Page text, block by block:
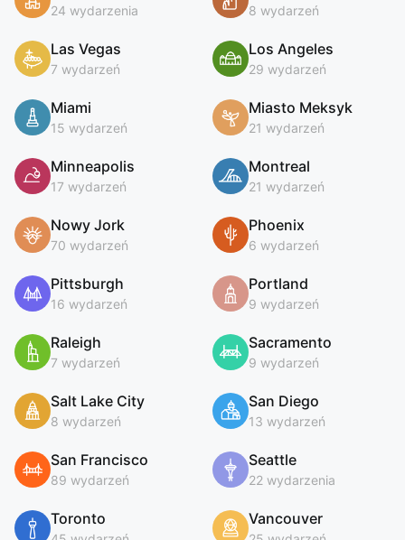
24 wydarzenia 8 wydarzeń
Las Vegas
7 wydarzeń
Los Angeles
29 wydarzeń
Miami
15 wydarzeń
Miasto Meksyk
21 wydarzeń
Minneapolis
17 wydarzeń
Montreal
21 wydarzeń
Nowy Jork
70 wydarzeń
Phoenix
6 wydarzeń
Pittsburgh
16 wydarzeń
Portland
9 wydarzeń
Raleigh
7 wydarzeń
Sacramento
9 wydarzeń
Salt Lake City
8 wydarzeń
San Diego
13 wydarzeń
San Francisco
89 wydarzeń
Seattle
22 wydarzenia
Toronto Vancouver